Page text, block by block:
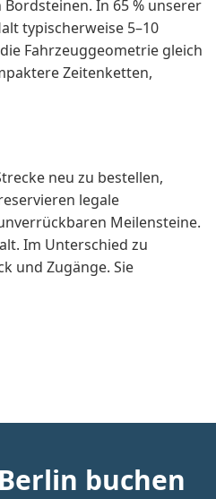
In 65 % unserer
typischerweise 5–10
Fahrzeuggeometrie gleich
Zeitenketten,
neu zu bestellen,
legale
Meilensteine.
Im Unterschied zu
und Zugänge. Sie
buchen